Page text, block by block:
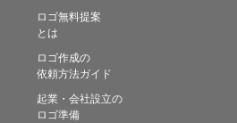
ロゴ無料提案
とは
ロゴ作成の
依頼方法ガイド
起業・会社設立の
ロゴ準備